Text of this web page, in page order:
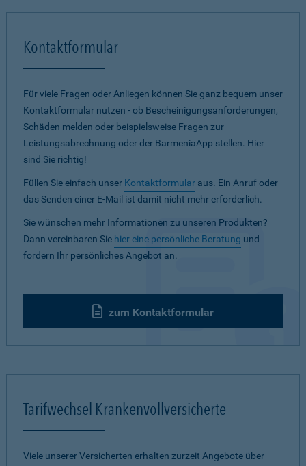
Kontaktformular
Für viele Fragen oder Anliegen können Sie ganz bequem unser
Kontaktformular nutzen - ob Bescheinigungsanforderungen,
Schäden melden oder beispielsweise Fragen zur
Leistungsabrechnung oder der BarmeniaApp stellen. Hier
sind Sie richtig!
Füllen Sie einfach unser Kontaktformular aus. Ein Anruf oder
das Senden einer E-Mail ist damit nicht mehr erforderlich.
Sie wünschen mehr Informationen zu unseren Produkten?
Dann vereinbaren Sie hier eine persönliche Beratung und
fordern Ihr persönliches Angebot an.
zum Kontaktformular
Tarifwechsel Krankenvollversicherte
Viele unserer Versicherten erhalten zurzeit Angebote über